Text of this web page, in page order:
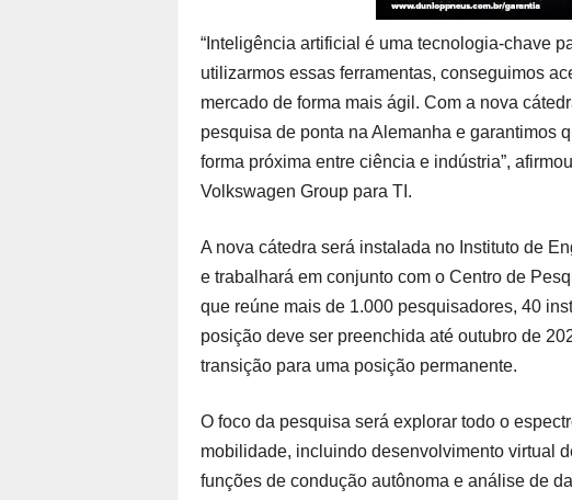
“Inteligência artificial é uma tecnologia-chave
utilizarmos essas ferramentas, conseguimos
mercado de forma mais ágil. Com a nova
pesquisa de ponta na Alemanha e garantimos
forma próxima entre ciência e indústria”,
Volkswagen Group para TI.
A nova cátedra será instalada no Instituto de
e trabalhará em conjunto com o Centro de
que reúne mais de 1.000 pesquisadores, 40
posição deve ser preenchida até outubro de
transição para uma posição permanente.
O foco da pesquisa será explorar todo o
mobilidade, incluindo desenvolvimento virtual
funções de condução autônoma e análise de